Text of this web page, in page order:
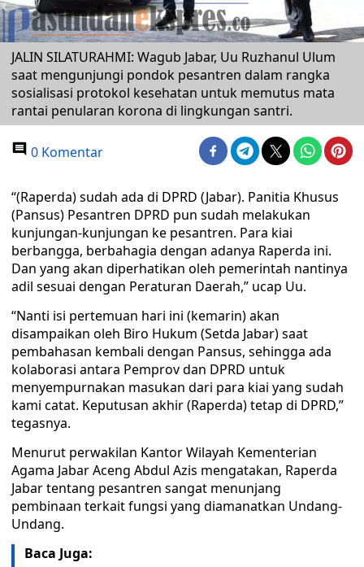
JALIN SILATURAHMI: Wagub Jabar, Uu Ruzhanul Ulum
saat mengunjungi pondok pesantren dalam rangka
sosialisasi protokol kesehatan untuk memutus mata
rantai penularan korona di lingkungan santri.
0 Komentar
“(Raperda) sudah ada di DPRD (Jabar). Panitia Khusus
(Pansus) Pesantren DPRD pun sudah melakukan
kunjungan-kunjungan ke pesantren. Para kiai
berbangga, berbahagia dengan adanya Raperda ini.
Dan yang akan diperhatikan oleh pemerintah nantinya
adil sesuai dengan Peraturan Daerah,” ucap Uu.
“Nanti isi pertemuan hari ini (kemarin) akan
disampaikan oleh Biro Hukum (Setda Jabar) saat
pembahasan kembali dengan Pansus, sehingga ada
kolaborasi antara Pemprov dan DPRD untuk
menyempurnakan masukan dari para kiai yang sudah
kami catat. Keputusan akhir (Raperda) tetap di DPRD,”
tegasnya.
Menurut perwakilan Kantor Wilayah Kementerian
Agama Jabar Aceng Abdul Azis mengatakan, Raperda
Jabar tentang pesantren sangat menunjang
pembinaan terkait fungsi yang diamanatkan Undang-
Undang.
Baca Juga: